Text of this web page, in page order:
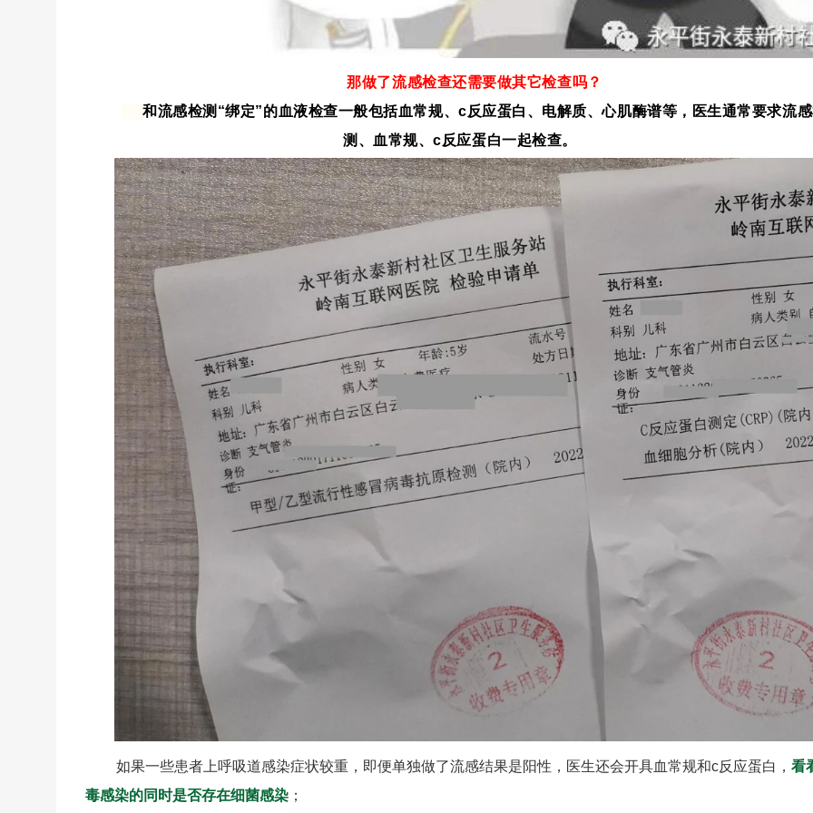
那做了流感检查还需要做其它检查吗？
和流感检测“绑定”的血液检查一般包括血常规、c反应蛋白、电解质、心肌酶谱等，医生通常要求流
测、血常规、c反应蛋白一起检查。
如果一些患者上呼吸道感染症状较重，即便单独做了流感结果是阳性，医生还会开具血常规和c反应蛋白， 看
毒感染的同时是否存在细菌感染 ；